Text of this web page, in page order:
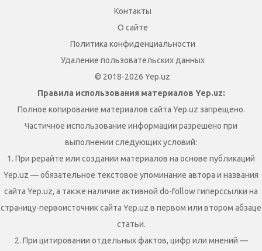
Контакты
О сайте
Политика конфиденциальности
Удаление пользовательских данных
© 2018-2026 Yep.uz
Правила использования материалов Yep.uz:
Полное копирование материалов сайта Yep.uz запрещено.
Частичное использование информации разрешено при
выполнении следующих условий:
1. При рерайте или создании материалов на основе публикаций
Yep.uz — обязательное текстовое упоминание автора и названия
сайта Yep.uz, а также наличие активной do-follow гиперссылки на
страницу-первоисточник сайта Yep.uz в первом или втором абзаце
статьи.
2. При цитировании отдельных фактов, цифр или мнений —